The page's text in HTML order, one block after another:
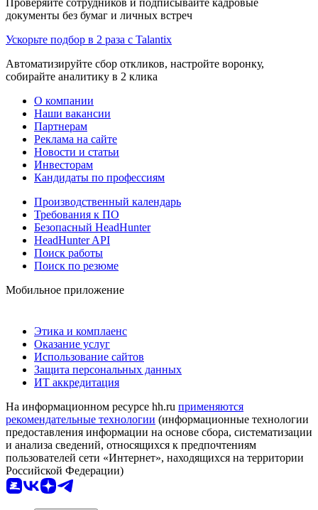
Проверяйте сотрудников и подписывайте кадровые
документы без бумаг и личных встреч
Ускорьте подбор в 2 раза с Talantix
Автоматизируйте сбор откликов, настройте воронку,
собирайте аналитику в 2 клика
О компании
Наши вакансии
Партнерам
Реклама на сайте
Новости и статьи
Инвесторам
Кандидаты по профессиям
Производственный календарь
Требования к ПО
Безопасный HeadHunter
HeadHunter API
Поиск работы
Поиск по резюме
Мобильное приложение
Этика и комплаенс
Оказание услуг
Использование сайтов
Защита персональных данных
ИТ аккредитация
На информационном ресурсе hh.ru применяются
рекомендательные технологии (информационные технологии
предоставления информации на основе сбора, систематизации
и анализа сведений, относящихся к предпочтениям
пользователей сети «Интернет», находящихся на территории
Российской Федерации)